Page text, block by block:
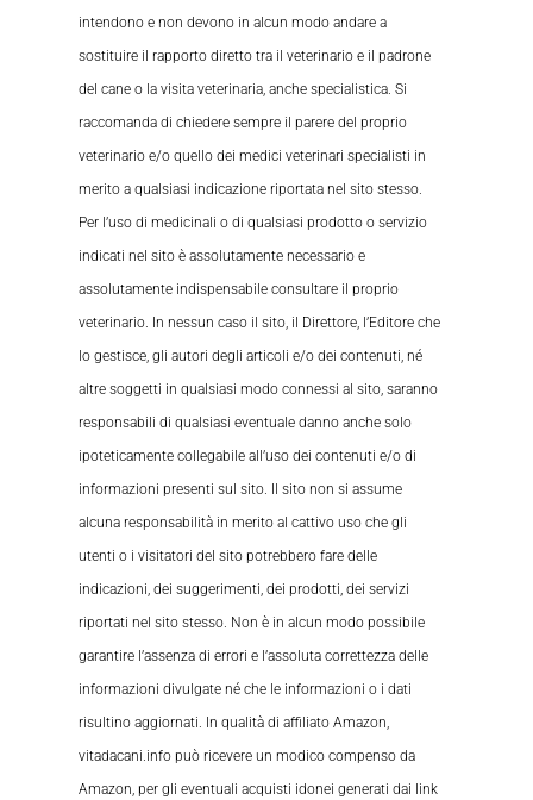
intendono e non devono in alcun modo andare a
sostituire il rapporto diretto tra il veterinario e il padrone
del cane o la visita veterinaria, anche specialistica. Si
raccomanda di chiedere sempre il parere del proprio
veterinario e/o quello dei medici veterinari specialisti in
merito a qualsiasi indicazione riportata nel sito stesso.
Per l’uso di medicinali o di qualsiasi prodotto o servizio
indicati nel sito è assolutamente necessario e
assolutamente indispensabile consultare il proprio
veterinario. In nessun caso il sito, il Direttore, l’Editore che
lo gestisce, gli autori degli articoli e/o dei contenuti, né
altre soggetti in qualsiasi modo connessi al sito, saranno
responsabili di qualsiasi eventuale danno anche solo
ipoteticamente collegabile all’uso dei contenuti e/o di
informazioni presenti sul sito. Il sito non si assume
alcuna responsabilità in merito al cattivo uso che gli
utenti o i visitatori del sito potrebbero fare delle
indicazioni, dei suggerimenti, dei prodotti, dei servizi
riportati nel sito stesso. Non è in alcun modo possibile
garantire l’assenza di errori e l’assoluta correttezza delle
informazioni divulgate né che le informazioni o i dati
risultino aggiornati. In qualità di affiliato Amazon,
vitadacani.info può ricevere un modico compenso da
Amazon, per gli eventuali acquisti idonei generati dai link